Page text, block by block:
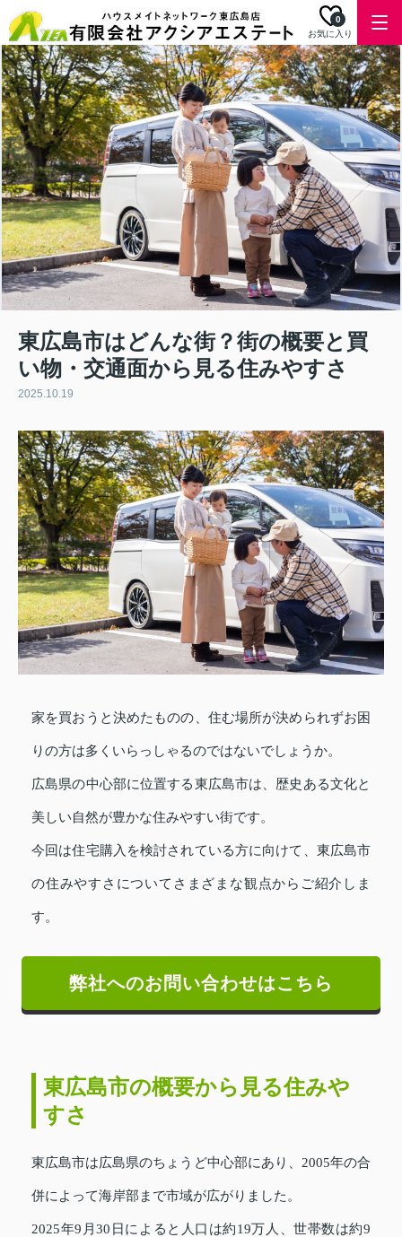
お気に入り
0
東広島市はどんな街？街の概要と買
い物・交通面から見る住みやすさ
2025.10.19
家を買おうと決めたものの、住む場所が決められずお困
りの方は多くいらっしゃるのではないでしょうか。
広島県の中心部に位置する東広島市は、歴史ある文化と
美しい自然が豊かな住みやすい街です。
今回は住宅購入を検討されている方に向けて、東広島市
の住みやすさについてさまざまな観点からご紹介しま
す。
弊社へのお問い合わせはこちら
東広島市の概要から見る住みや
すさ
東広島市は広島県のちょうど中心部にあり、2005年の合
併によって海岸部まで市域が広がりました。
2025年9月30日によると人口は約19万人、世帯数は約9